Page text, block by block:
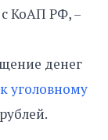
с КоАП РФ, –
денег
уголовному